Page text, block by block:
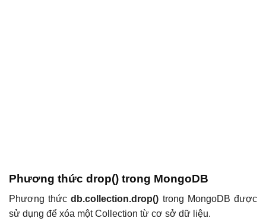
Phương thức drop() trong MongoDB
Phương thứcdb.collection.drop() trong MongoDB được
sử dụng để xóa một Collection từ cơ sở dữ liệu.